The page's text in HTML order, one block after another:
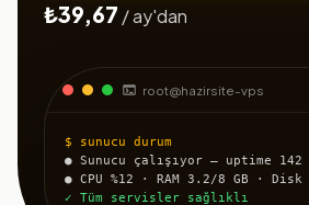
root@hazirsite-vps
$ sunucu durum
● Sunucu çalışıyor — uptime 142
● CPU %12 · RAM 3.2/8 GB · Disk
✓ Tüm servisler sağlıklı
₺39,67 / ay'dan